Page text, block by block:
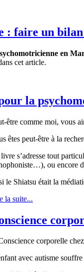
faire un
en
cet article.
la
être comme moi, vous
êtes peut-être à la
s’adresse tout
ou encore
le Shiatsu était la
la suite...
avec autisme